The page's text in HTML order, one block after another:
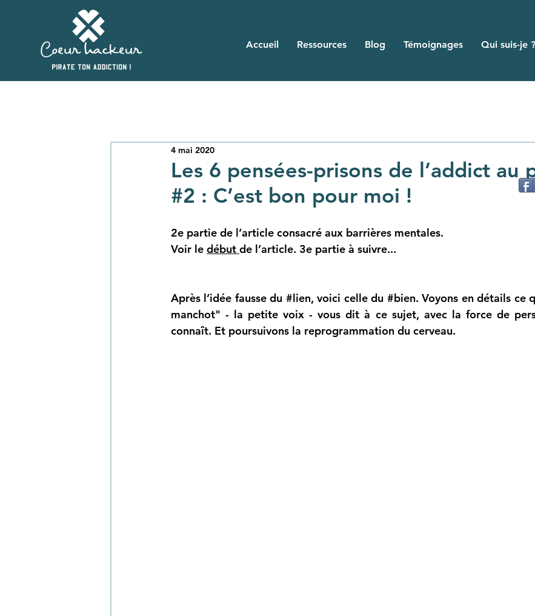
Accueil Ressources Blog Témoignages Qui suis-je ?
Les 6 pensées-prisons de l’addict au
#2 : C’est bon pour moi !
4 mai 2020
2e partie de l’article consacré aux barrières mentales.
Voir le début de l’article. 3e partie à suivre...
Après l’idée fausse du #lien, voici celle du #bien. Voyons en détails ce
manchot" - la petite voix - vous dit à ce sujet, avec la force de
connaît. Et poursuivons la reprogrammation du cerveau.